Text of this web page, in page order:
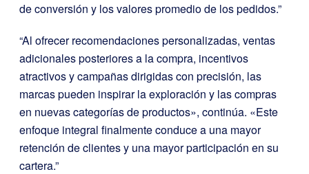
de conversión y los valores promedio de los pedidos.”
“Al ofrecer recomendaciones personalizadas, ventas
adicionales posteriores a la compra, incentivos
atractivos y campañas dirigidas con precisión, las
marcas pueden inspirar la exploración y las compras
en nuevas categorías de productos», continúa. «Este
enfoque integral finalmente conduce a una mayor
retención de clientes y una mayor participación en su
cartera.”